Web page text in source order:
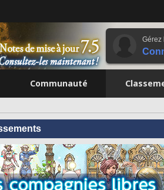
Gérez
Communauté